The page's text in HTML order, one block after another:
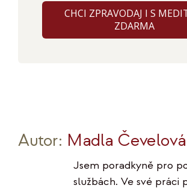
CHCI ZPRAVODAJ I S
ZDARMA
Autor: Madla Čevelová
Jsem poradkyně pro
službách. Ve své práci